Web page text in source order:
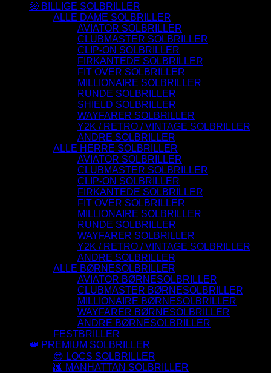
🤑 BILLIGE SOLBRILLER
ALLE DAME SOLBRILLER
AVIATOR SOLBRILLER
CLUBMASTER SOLBRILLER
CLIP-ON SOLBRILLER
FIRKANTEDE SOLBRILLER
FIT OVER SOLBRILLER
MILLIONAIRE SOLBRILLER
RUNDE SOLBRILLER
SHIELD SOLBRILLER
WAYFARER SOLBRILLER
Y2K / RETRO / VINTAGE SOLBRILLER
ANDRE SOLBRILLER
ALLE HERRE SOLBRILLER
AVIATOR SOLBRILLER
CLUBMASTER SOLBRILLER
CLIP-ON SOLBRILLER
FIRKANTEDE SOLBRILLER
FIT OVER SOLBRILLER
MILLIONAIRE SOLBRILLER
RUNDE SOLBRILLER
WAYFARER SOLBRILLER
Y2K / RETRO / VINTAGE SOLBRILLER
ANDRE SOLBRILLER
ALLE BØRNESOLBRILLER
AVIATOR BØRNESOLBRILLER
CLUBMASTER BØRNESOLBRILLER
MILLIONAIRE BØRNESOLBRILLER
WAYFARER BØRNESOLBRILLER
ANDRE BØRNESOLBRILLER
FESTBRILLER
👑 PREMIUM SOLBRILLER
😎 LOCS SOLBRILLER
🌆 MANHATTAN SOLBRILLER